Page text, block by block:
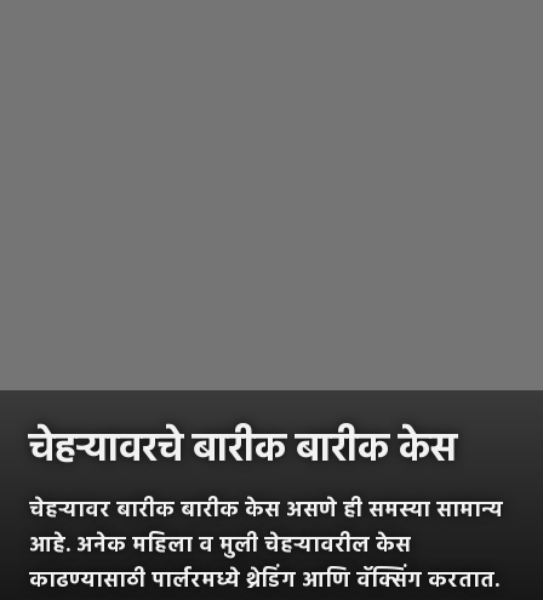
चेहऱ्यावरचे बारीक बारीक केस
चेहऱ्यावर बारीक बारीक केस असणे ही समस्या सामान्य
आहे. अनेक महिला व मुली चेहऱ्यावरील केस
काढण्यासाठी पार्लरमध्ये थ्रेडिंग आणि वॅक्सिंग करतात.